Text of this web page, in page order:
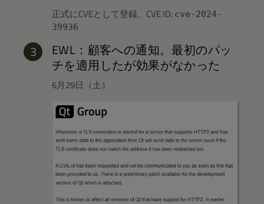
正式にCVEとして登録、CVE ID: cve-2024-
39936
EWL：顧客への通知。最初のパッ
チを適用したが効果がなかった
6月29日（土）